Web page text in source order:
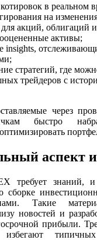
в реальном
на
акций, облигаций
активы;
insights,
стратегий, где
трейдеров с
через
быстро
аспект
требует знаний,
сборке
Такие
новостей и
прибыли.
избегают